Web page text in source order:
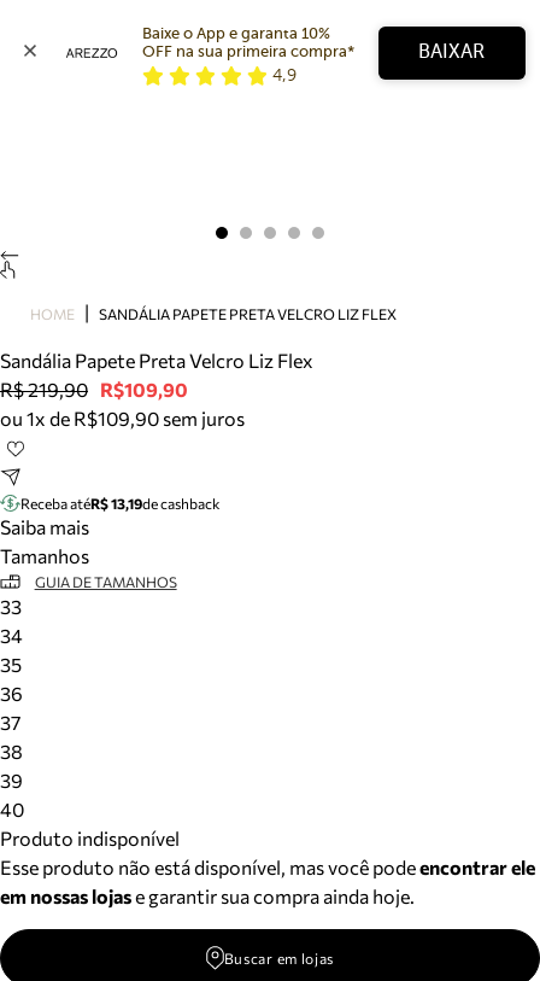
Bolsa
Tamanco
Tênis
Mule
Tire dúvidas sobre pedidos, devoluções e mais.
Meus pedidos
Acompanhe seus pedidos e solicite devoluções.
Baixe o App e garanta 10%
OFF na sua primeira compra*
4,9
BAIXAR
HOME SANDÁLIA PAPETE PRETA VELCRO LIZ FLEX
Sandália Papete Preta Velcro Liz Flex
R$ 219,90 R$109,90
ou 1x de R$109,90 sem juros
Receba atéR$ 13,19de cashback
Saiba mais
Tamanhos
GUIA DE TAMANHOS
33
34
35
36
37
38
39
40
Produto indisponível
Esse produto não está disponível, mas você podeencontrar ele
em nossas lojase garantir sua compra ainda hoje.
Buscar em lojas